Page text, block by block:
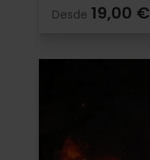
Desde 19,00 €